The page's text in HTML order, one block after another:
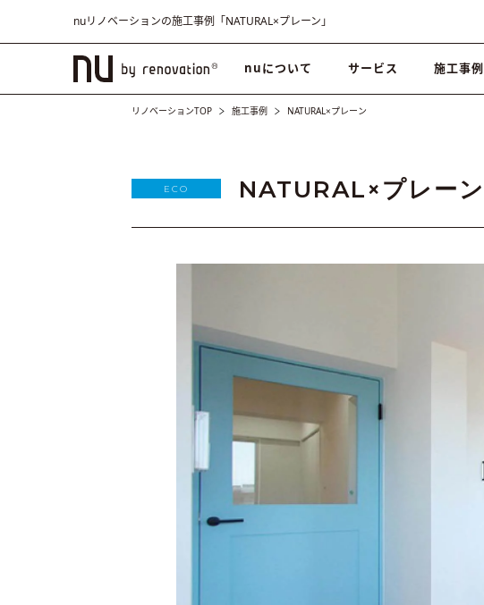
nuリノベーションの施工事例「NATURAL×プレーン」
nuについて サービス 施工事例
リノベーションTOP 施工事例 NATURAL×プレーン
ECO NATURAL×プレーン